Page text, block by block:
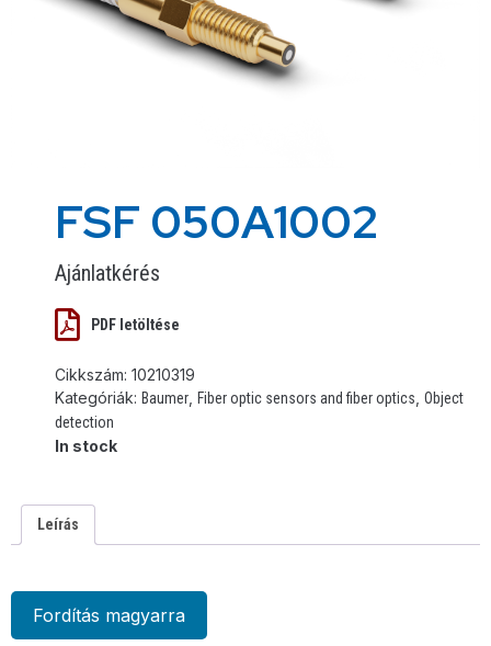
FSF 050A1002
Ajánlatkérés
PDF letöltése
Cikkszám: 10210319
Kategóriák: Baumer Fiber optic sensors and fiber optics Object
detection
In stock
Leírás
Fordítás magyarra